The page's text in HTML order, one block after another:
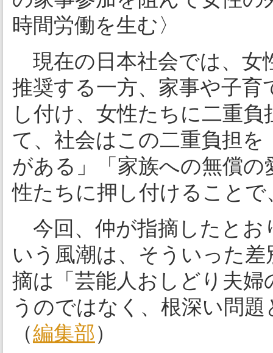
時間労働を生む〉
現在の日本社会では、女
推奨する一方、家事や子育
し付け、女性たちに二重
て、社会はこの二重負担
がある」「家族への無償
性たちに押し付けること
今回、仲が指摘したとお
いう風潮は、そういった
摘は「芸能人おしどり夫
うのではなく、根深い問
（編集部）